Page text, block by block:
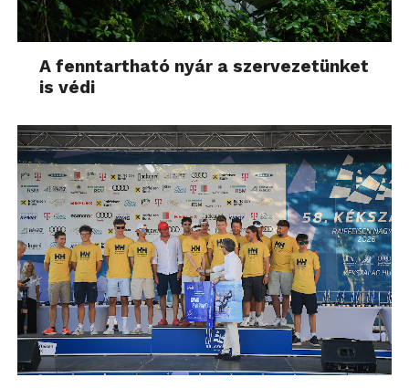
A fenntartható nyár a szervezetünket
is védi